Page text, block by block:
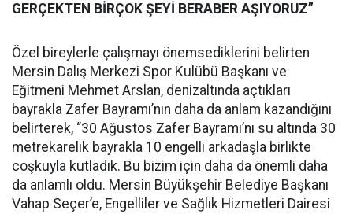
GERÇEKTEN BİRÇOK ŞEYİ BERABER AŞIYORUZ”
Özel bireylerle çalışmayı önemsediklerini belirten
Mersin Dalış Merkezi Spor Kulübü Başkanı ve
Eğitmeni Mehmet Arslan, denizaltında açtıkları
bayrakla Zafer Bayramı’nın daha da anlam kazandığını
belirterek, “30 Ağustos Zafer Bayramı’nı su altında 30
metrekarelik bayrakla 10 engelli arkadaşla birlikte
coşkuyla kutladık. Bu bizim için daha da önemli daha
da anlamlı oldu. Mersin Büyükşehir Belediye Başkanı
Vahap Seçer’e, Engelliler ve Sağlık Hizmetleri Dairesi